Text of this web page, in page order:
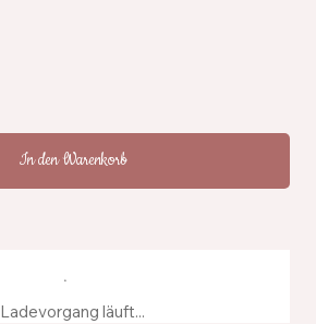
In den Warenkorb
Ladevorgang läuft...